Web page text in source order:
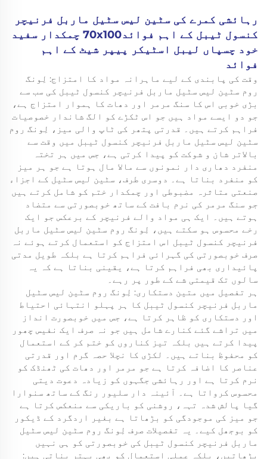
رہائشی کمرے کی سٹین لیس سٹیل ماربل فرنیچر
کنسول ٹیبل کے اہم فوائد70x100 چمکدار سفید
خود چسپاں لیبل اسٹیکر پیپر شیٹ کے اہم
فوائد
وقت کی پابندی کے لیے ماہرانہ مواد کا امتزاج: لِونگ
روم سٹین لیس سٹیل ماربل فرنیچر کنسول ٹیبل کی سب سے
بڑی خوبی اس کا سنگ مرمر اور دھات کا ہموار امتزاج ہے،
جو دو ایسے مواد ہیں جو اس ٹکڑے کو الگ شاندار خصوصیات
فراہم کرتے ہیں۔ قدرتی پتھر کی ٹاپ والی میز، لِونگ روم
سٹین لیس سٹیل ماربل فرنیچر کنسول ٹیبل میں وقت سے
بالاتر شان و شوکت کو پیدا کرتی ہے، جس میں ہر تختہ
منفرد دھاری دار نمونوں سے مالا مال ہوتا ہے جو ہر میز
کو منفرد بناتا ہے۔ دوسری طرف، سٹین لیس سٹیل کے اجزاء
صنعتی متاثرہ مضبوطی اور چمکدار ختم کو شامل کرتے ہیں
جو سنگ مرمر کی نرم بافت کے ساتھ خوبصورتی سے متضاد
ہوتے ہیں۔ ایک ہی مواد والے فرنیچر کے برعکس جو ایک
رخے محسوس ہو سکتے ہیں، لِونگ روم سٹین لیس سٹیل ماربل
فرنیچر کنسول ٹیبل اس امتزاج کو استعمال کرتے ہوئے نہ
صرف خوبصورتی کی گہرائی فراہم کرتا ہے بلکہ طویل مدتی
پائیداری بھی فراہم کرتا ہے، یقینی بناتا ہے کہ یہ
سالوں تک قیمتی شے کے طور پر رہے۔
ہر تفصیل میں متین دستکاری: لِونگ روم سٹین لیس سٹیل
ماربل فرنیچر کنسول ٹیبل کا ہر پہلو انتہائی احتیاط
اور دستکاری کو ظاہر کرتا ہے، جس میں خوبصورت انداز
میں تراشے گئے کنارے شامل ہیں جو نہ صرف ایک نفیس چھور
پیدا کرتے ہیں بلکہ تیز کناروں کو ختم کر کے استعمال
کو محفوظ بناتے ہیں۔ لکڑی کا نچلا حصہ گرم اور قدرتی
عناصر کا اضافہ کرتا ہے جو مرمر اور دھات کی ٹھنڈک کو
نرم کرتا ہے اور رہائشی جگہوں کو زیادہ دعوت دیتی
محسوس کرواتا ہے۔ آئینہ دار سلیور رنگ کے ساتھ سنوارا
گیا پالش شدہ تہہ، روشنی کو باریکی سے منعکس کرتا ہے
جو میز کی موجودگی کو بڑھاتا ہے بغیر اردگرد کے ڈیکور
کو بوجھل کیے۔ یہ تفصیلات صرف لِونگ روم سٹین لیس سٹیل
ماربل فرنیچر کنسول ٹیبل کی خوبصورتی کو ہی نہیں
بڑھاتیں، بلکہ عملی استعمال کو بھی بہتر بناتی ہیں: